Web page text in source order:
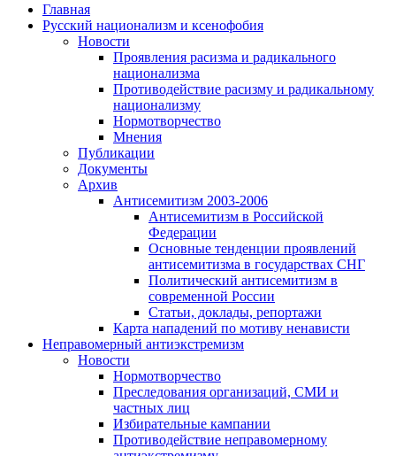
Главная
Русский национализм и ксенофобия
Новости
Проявления расизма и радикального
национализма
Противодействие расизму и радикальному
национализму
Нормотворчество
Мнения
Публикации
Документы
Архив
Антисемитизм 2003-2006
Антисемитизм в Российской
Федерации
Основные тенденции проявлений
антисемитизма в государствах СНГ
Политический антисемитизм в
современной России
Статьи, доклады, репортажи
Карта нападений по мотиву ненависти
Неправомерный антиэкстремизм
Новости
Нормотворчество
Преследования организаций, СМИ и
частных лиц
Избирательные кампании
Противодействие неправомерному